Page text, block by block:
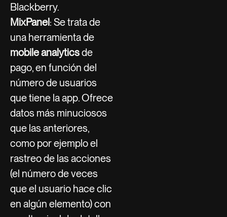
Blackberry.
MixPanel: Se trata de
una herramienta de
mobile analyticsde
pago, en función del
número de usuarios
que tiene la app. Ofrece
datos más minuciosos
que las anteriores,
como por ejemplo el
rastreo de las acciones
(el número de veces
que el usuario hace clic
en algún elemento) con